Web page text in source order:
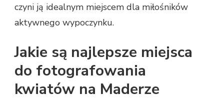
czyni ją idealnym miejscem dla miłośników
aktywnego wypoczynku.
Jakie są najlepsze miejsca
do fotografowania
kwiatów na Maderze